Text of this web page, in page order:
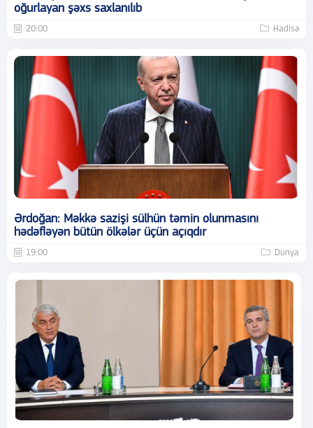
oğurlayan şəxs saxlanılıb
20:00 Hadisə
Ərdoğan: Məkkə sazişi sülhün təmin olunmasını
hədəfləyən bütün ölkələr üçün açıqdır
19:00 Dünya